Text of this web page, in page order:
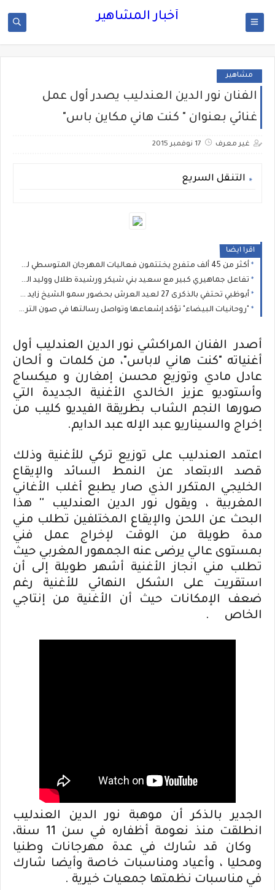
أخبار المشاهير
مشاهير
الفنان نور الدين العندليب يصدر أول عمل
غنائي بعنوان " كنت هاني مكاين باس"
غير معرف 17 نوفمبر 2015
التنقل السريع
اقرا ايضا
أكثر من 45 ألف متفرج يختتمون فعاليات المهرجان المتوسطي للناظور في أجواء استثنائية
تفاعل جماهيري كبير مع سعيد بني شيكر ورشيدة طلال ووليد الرحماني في المهرجان المتوسطي للناظور
أبوظبي تحتفي بالذكرى 27 لعيد العرش بحضور سمو الشيخ زايد بن محمد بن زايد وسمو الشيخ نهيان بن مبارك
"روحانيات البيضاء" تؤكد إشعاعها وتواصل رسالتها في صون التراث الموسيقي المغربي
أصدر الفنان المراكشي نور الدين العندليب أول
أغنياته "كنت هاني لاباس"، من كلمات و ألحان
عادل مادي وتوزيع محسن إمغارن و ميكساج
وأستوديو عزيز الخالدي الأغنية الجديدة التي
صورها النجم الشاب بطريقة الفيديو كليب من
إخراج والسيناريو عبد الإله عبد الدايم.
اعتمد العندليب على توزيع تركي للأغنية وذلك
قصد الابتعاد عن النمط السائد والإيقاع
الخليجي المتكرر الذي صار يطبع أغلب الأغاني
المغربية ، ويقول نور الدين العندليب '' هذا
البحث عن اللحن والإيقاع المختلفين تطلب مني
مدة طويلة من الوقت لإخراج عمل فني
بمستوى عالي يرضى عنه الجمهور المغربي حيث
تطلب مني انجاز الأغنية أشهر طويلة إلى أن
استقريت على الشكل النهائي للأغنية رغم
ضعف الإمكانات حيث أن الأغنية من إنتاجي
الخاص .
الجدير بالذكر أن موهبة نور الدين العندليب
انطلقت منذ نعومة أظفاره في سن 11 سنة،
وكان قد شارك في عدة مهرجانات وطنيا
ومحليا ، وأعياد ومناسبات خاصة وأيضا شارك
في مناسبات نظمتها جمعيات خيرية .